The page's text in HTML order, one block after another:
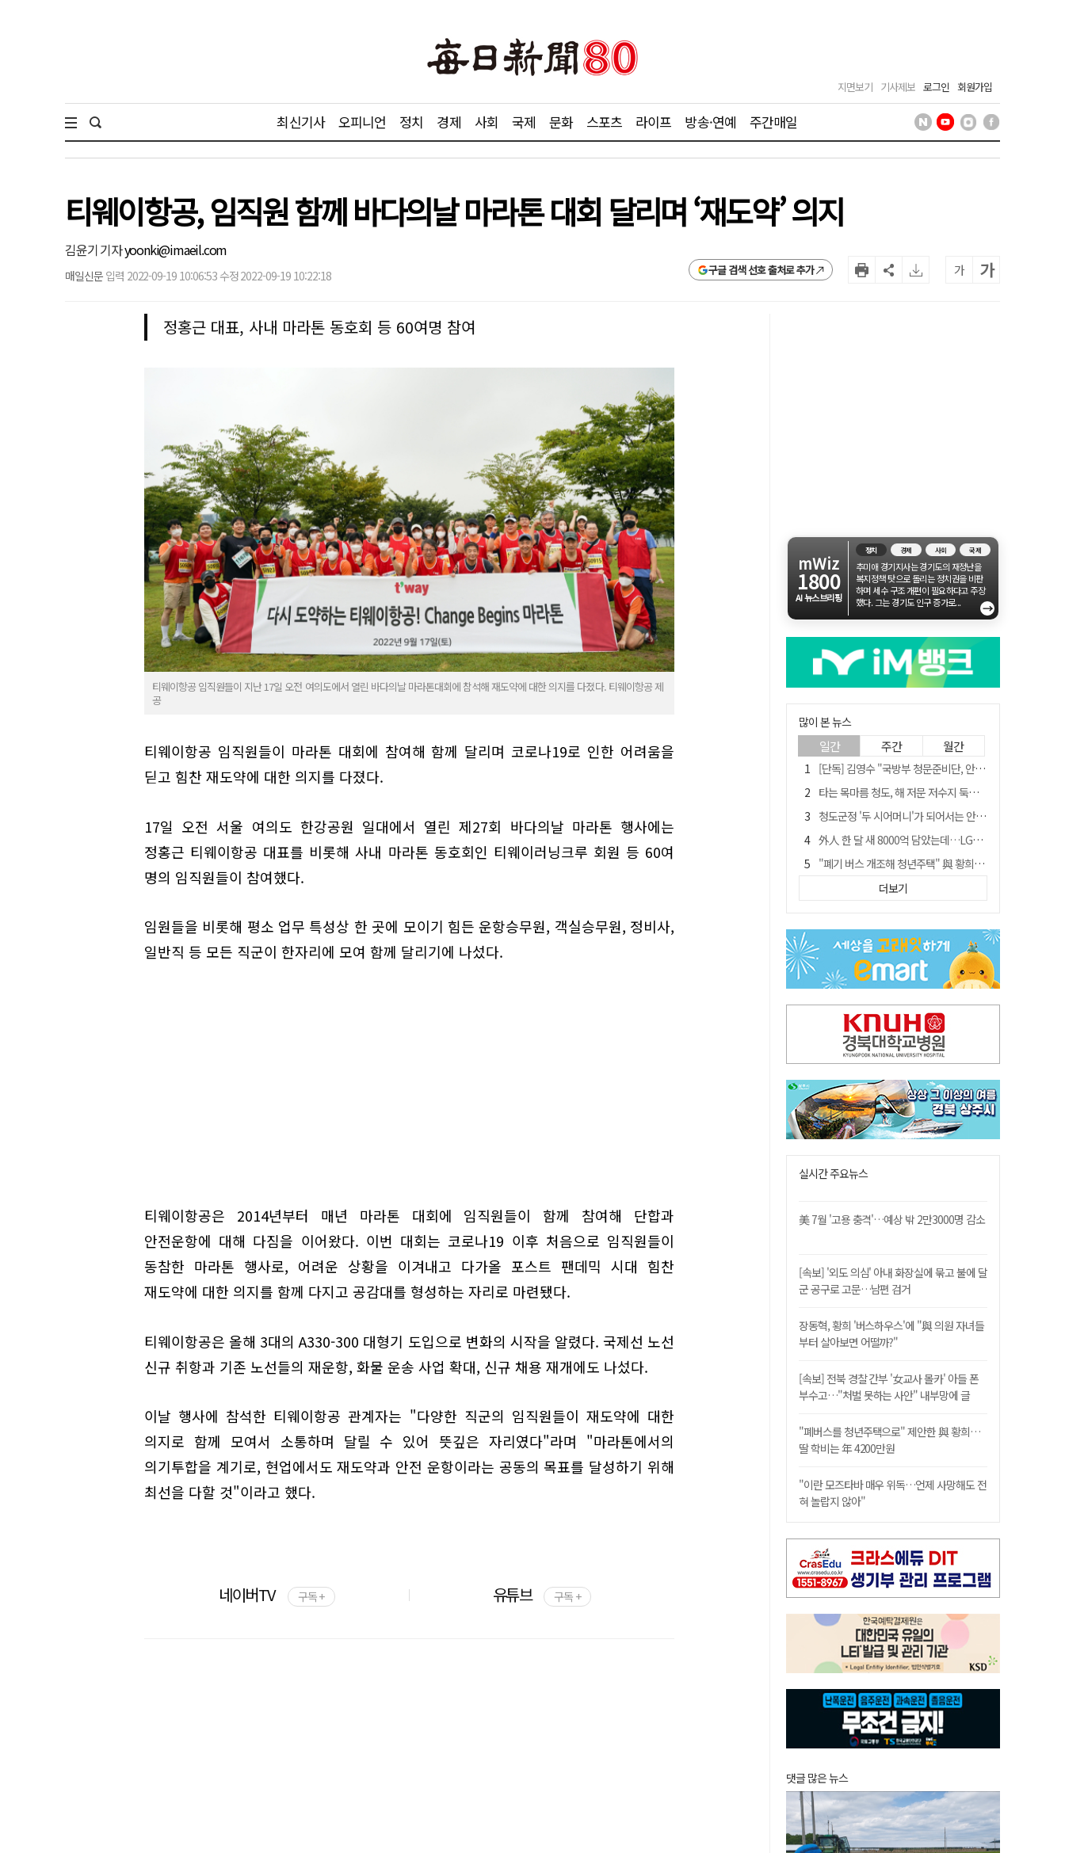
지면보기 기사제보 로그인 회원가입
최신기사 오피니언 정치 경제 사회 국제 문화 스포츠 라이프 방송·연예 주간매일
티웨이항공, 임직원 함께 바다의날 마라톤 대회 달리며 ‘재도약’ 의지
김윤기 기자yoonki@imaeil.com
매일신문 입력 2022-09-19 10:06:53 수정 2022-09-19 10:22:18 구글 검색 선호 출처로 추가 가 가
정홍근 대표, 사내 마라톤 동호회 등 60여명 참여
티웨이항공 임직원들이 지난 17일 오전 여의도에서 열린 바다의날 마라톤대회에 참석해 재도약에 대한 의지를 다졌다. 티웨이항공 제
공
티웨이항공 임직원들이 마라톤 대회에 참여해 함께 달리며 코로나19로 인한 어려움을
딛고 힘찬 재도약에 대한 의지를 다졌다.
17일 오전 서울 여의도 한강공원 일대에서 열린 제27회 바다의날 마라톤 행사에는
정홍근 티웨이항공 대표를 비롯해 사내 마라톤 동호회인 티웨이러닝크루 회원 등 60여
명의 임직원들이 참여했다.
임원들을 비롯해 평소 업무 특성상 한 곳에 모이기 힘든 운항승무원, 객실승무원, 정비사,
일반직 등 모든 직군이 한자리에 모여 함께 달리기에 나섰다.
티웨이항공은 2014년부터 매년 마라톤 대회에 임직원들이 함께 참여해 단합과
안전운항에 대해 다짐을 이어왔다. 이번 대회는 코로나19 이후 처음으로 임직원들이
동참한 마라톤 행사로, 어려운 상황을 이겨내고 다가올 포스트 팬데믹 시대 힘찬
재도약에 대한 의지를 함께 다지고 공감대를 형성하는 자리로 마련됐다.
티웨이항공은 올해 3대의 A330-300 대형기 도입으로 변화의 시작을 알렸다. 국제선 노선
신규 취항과 기존 노선들의 재운항, 화물 운송 사업 확대, 신규 채용 재개에도 나섰다.
이날 행사에 참석한 티웨이항공 관계자는 "다양한 직군의 임직원들이 재도약에 대한
의지로 함께 모여서 소통하며 달릴 수 있어 뜻깊은 자리였다"라며 "마라톤에서의
의기투합을 계기로, 현업에서도 재도약과 안전 운항이라는 공동의 목표를 달성하기 위해
최선을 다할 것"이라고 했다.
네이버TV 구독 + 유튜브 구독 +
mWiz
1800
AI 뉴스브리핑
정치 경제 사회 국제
추미애 경기지사는 경기도의 재정난을
복지정책 탓으로 돌리는 정치권을 비판
하며 세수 구조 개편이 필요하다고 주장
했다. 그는 경기도 인구 증가로...
→
많이 본 뉴스
일간 주간 월간
[단독] 김영수 "국방부 청문준비단, 안규백 탈영 알고있었다"
타는 목마름 청도, 해 저문 저수지 둑에 군수가 서 있었다
청도군정 '두 시어머니'가 되어서는 안된다
外人 한 달 새 8000억 담았는데…LG이노텍 목표주가는 왜 엇갈릴까
"폐기 버스 개조해 청년주택" 與 황희…'딸 학비는 年 4200만원'
임시휴업 들어갔던 홈플러스 영주점, 7일 영업 재개…지하 1층만 운영
SK하이닉스, 주당 375원 분기 배당 공시…"3분기 중 주주환원 방안 확정"
이의준 전 경북도 새마을봉사과장, 제28대 울릉군 부군수 취임
"상법개정해도 주주가 '봉'"…하이닉스 솔리다임 상장설에 술렁[개미와글와글]
더보기
실시간 주요뉴스
美 7월 '고용 충격'…예상 밖 2만3000명 감소
[속보] '외도 의심' 아내 화장실에 묶고 불에 달
군 공구로 고문…남편 검거
장동혁, 황희 '버스하우스'에 "與 의원 자녀들
부터 살아보면 어떨까?"
[속보] 전북 경찰 간부 '女교사 몰카' 아들 폰
부수고…"처벌 못하는 사안" 내부망에 글
"폐버스를 청년주택으로" 제안한 與 황희…
딸 학비는 年 4200만원
"이란 모즈타바 매우 위독…언제 사망해도 전
혀 놀랍지 않아"
댓글 많은 뉴스